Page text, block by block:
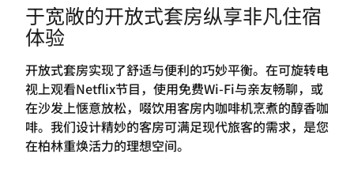
于宽敞的开放式套房纵享非凡住宿
体验
开放式套房实现了舒适与便利的巧妙平衡。在可旋转电
视上观看Netflix节目，使用免费Wi-Fi与亲友畅聊，或
在沙发上惬意放松，啜饮用客房内咖啡机烹煮的醇香咖
啡。我们设计精妙的客房可满足现代旅客的需求，是您
在柏林重焕活力的理想空间。